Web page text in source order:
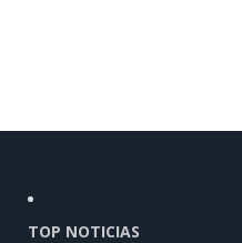
TOP NOTICIAS